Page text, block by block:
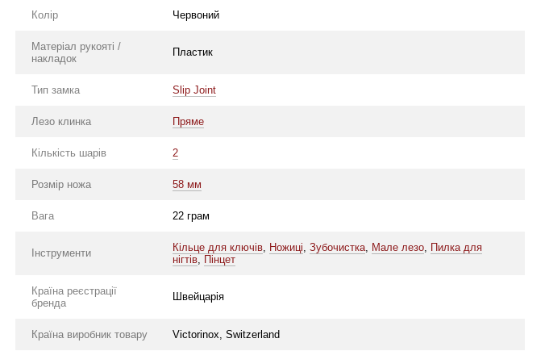
Колір Червоний
Матеріал рукояті /
накладок
Пластик
Тип замка Slip Joint
Лезо клинка Пряме
Кількість шарів 2
Розмір ножа 58 мм
Вага 22 грам
Інструменти Кільце для ключів, Ножиці, Зубочистка, Мале лезо, Пилка для
нігтів, Пінцет
Країна реєстрації
бренда
Швейцарія
Країна виробник товару Victorinox, Switzerland